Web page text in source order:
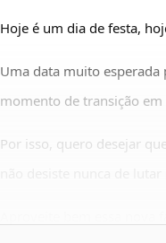
Hoje é um dia de festa,
Uma data muito esperada
momento de transição em
Por isso, quero desejar